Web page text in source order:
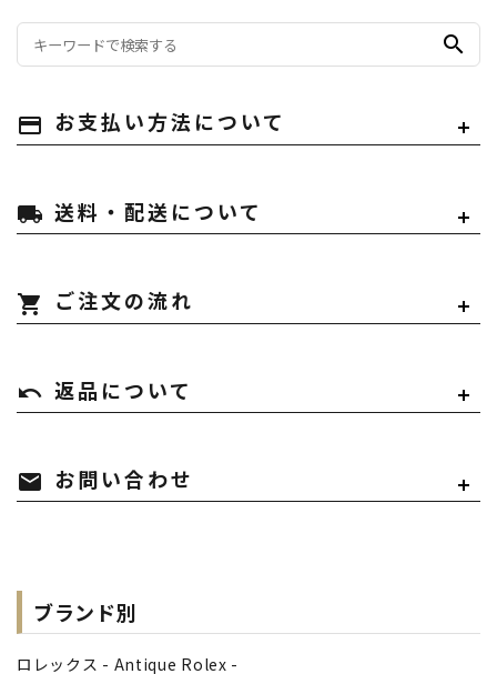
search
payment お支払い方法について
local_shipping 送料・配送について
shopping_cart ご注文の流れ
undo 返品について
mail お問い合わせ
ブランド別
ロレックス - Antique Rolex -